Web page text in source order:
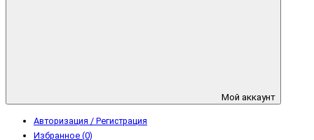
Мой аккаунт
Авторизация / Регистрация
Избранное (0)